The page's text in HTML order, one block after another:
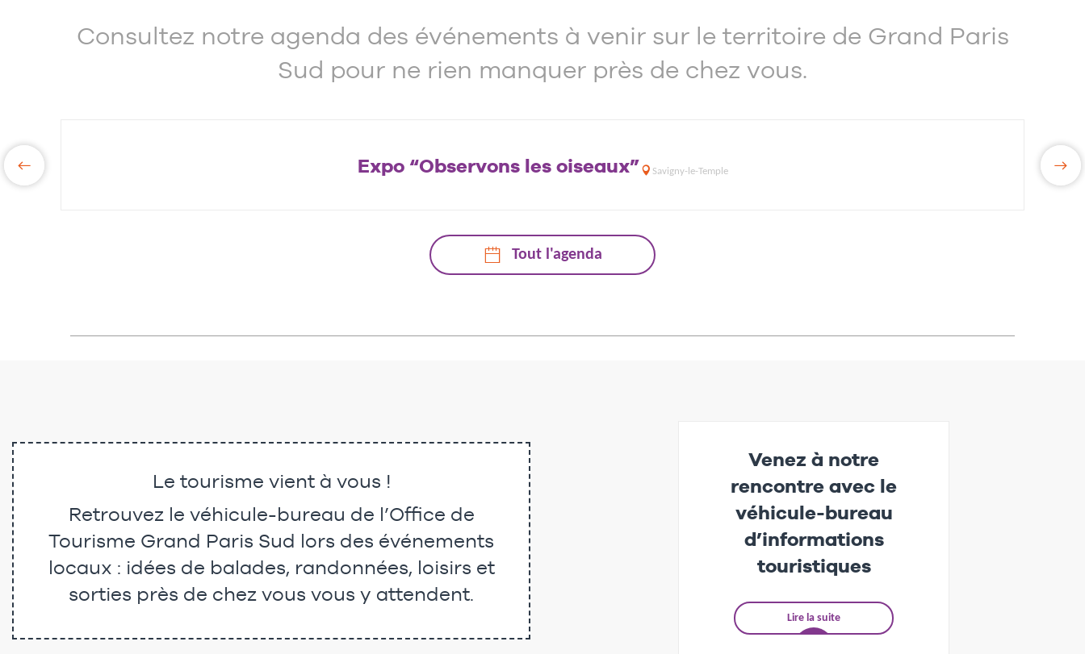
Consultez notre agenda des événements à venir sur le territoire de Grand Paris
Sud pour ne rien manquer près de chez vous.
3
JUIL.
27
AOÛT
Expo “Observons les oiseaux” Savigny-le-Temple
Tout l'agenda
Le tourisme vient à vous !
Retrouvez le véhicule-bureau de l’Office de
Tourisme Grand Paris Sud lors des événements
locaux : idées de balades, randonnées, loisirs et
sorties près de chez vous vous y attendent.
Venez à notre
rencontre avec le
véhicule-bureau
d’informations
touristiques
Lire la suite